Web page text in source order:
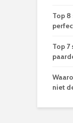
Top
Top
niet